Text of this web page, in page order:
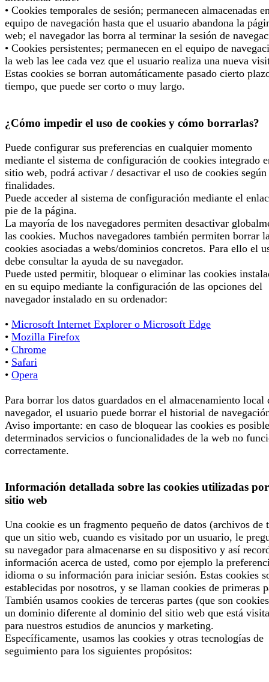
• Cookies temporales de sesión; permanecen almacenadas
equipo de navegación hasta que el usuario abandona la
web; el navegador las borra al terminar la sesión de
• Cookies persistentes; permanecen en el equipo de
la web las lee cada vez que el usuario realiza una nueva
Estas cookies se borran automáticamente pasado cierto
tiempo, que puede ser corto o muy largo.
¿Cómo impedir el uso de cookies y cómo borrarlas?
Puede configurar sus preferencias en cualquier momento
mediante el sistema de configuración de cookies integrado
sitio web, podrá activar / desactivar el uso de cookies según
finalidades.
Puede acceder al sistema de configuración mediante el
pie de la página.
La mayoría de los navegadores permiten desactivar
las cookies. Muchos navegadores también permiten borrar
cookies asociadas a webs/dominios concretos. Para ello el
debe consultar la ayuda de su navegador.
Puede usted permitir, bloquear o eliminar las cookies
en su equipo mediante la configuración de las opciones del
navegador instalado en su ordenador:
• Microsoft Internet Explorer o Microsoft Edge
• Mozilla Firefox
• Chrome
• Safari
• Opera
Para borrar los datos guardados en el almacenamiento local
navegador, el usuario puede borrar el historial de
Aviso importante: en caso de bloquear las cookies es
determinados servicios o funcionalidades de la web no
correctamente.
Información detallada sobre las cookies utilizadas por
sitio web
Una cookie es un fragmento pequeño de datos (archivos de
que un sitio web, cuando es visitado por un usuario, le
su navegador para almacenarse en su dispositivo y así
información acerca de usted, como por ejemplo la
idioma o su información para iniciar sesión. Estas cookies
establecidas por nosotros, y se llaman cookies de primeras
También usamos cookies de terceras partes (que son
un dominio diferente al dominio del sitio web que está
para nuestros estudios de anuncios y marketing.
Específicamente, usamos las cookies y otras tecnologías de
seguimiento para los siguientes propósitos: